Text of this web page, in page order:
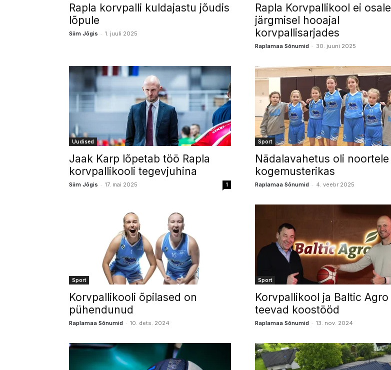
Rapla korvpalli kuldajastu jõudis
lõpule
Siim Jõgis - 1. juuli 2025
Rapla Korvpallikool ei osale
järgmisel hooajal
korvpallisarjades
Raplamaa Sõnumid - 30. juuni 2025
Uudised
Jaak Karp lõpetab töö Rapla
korvpallikooli tegevjuhina
Siim Jõgis - 17. mai 2025 1
Sport
Nädalavahetus oli noortele
kogemusterikas
Raplamaa Sõnumid - 4. veebr 2025
Sport
Korvpallikooli õpilased on
pühendunud
Raplamaa Sõnumid - 10. dets. 2024
Sport
Korvpallikool ja Baltic Agro
teevad koostööd
Raplamaa Sõnumid - 13. nov. 2024